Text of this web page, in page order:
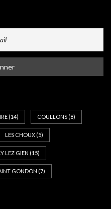
(14) COULLONS (8)
LES CHOUX (5)
LEZ GIEN (15)
GONDON (7)